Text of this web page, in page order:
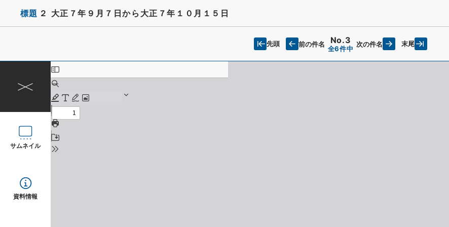
標題 ２ 大正７年９月７日から大正７年１０月１５日
先頭 前の件名 No.3
全6件中
次の件名 末尾
サムネイル
資料情報